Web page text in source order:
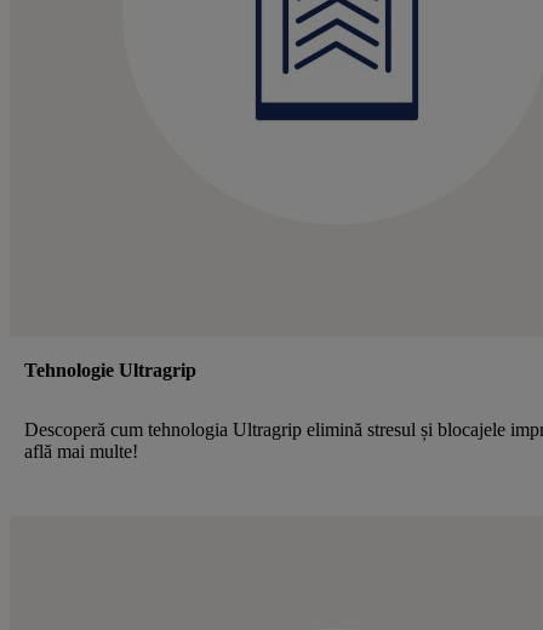
Tehnologie Ultragrip
Descoperă cum tehnologia Ultragrip elimină stresul și blocajele
află mai multe!